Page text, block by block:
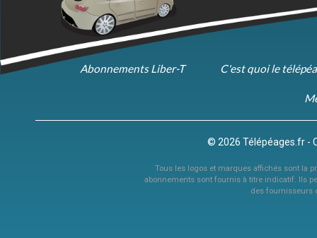
Abonnements Liber-T C'est quoi le
© 2026 Télépéages.fr -
Tous les logos et marques affichés sont la
abonnements sont fournis à titre indicatif. Ils
des fournisseurs